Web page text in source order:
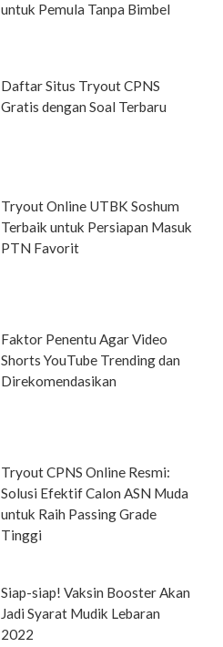
untuk Pemula Tanpa Bimbel
Daftar Situs Tryout CPNS
Gratis dengan Soal Terbaru
Tryout Online UTBK Soshum
Terbaik untuk Persiapan Masuk
PTN Favorit
Faktor Penentu Agar Video
Shorts YouTube Trending dan
Direkomendasikan
Tryout CPNS Online Resmi:
Solusi Efektif Calon ASN Muda
untuk Raih Passing Grade
Tinggi
Siap-siap! Vaksin Booster Akan
Jadi Syarat Mudik Lebaran
2022